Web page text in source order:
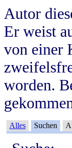
Autor
Er weist
von einer
worden.
Alles Suchen